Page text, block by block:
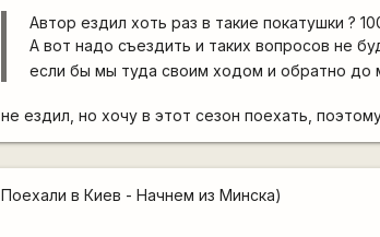
Автор ездил хоть раз в такие покатушки ?
А вот надо съездить и таких вопросов не
если бы мы туда своим ходом и обратно до
не ездил, но хочу в этот сезон поехать,
Поехали в Киев - Начнем из Минска)